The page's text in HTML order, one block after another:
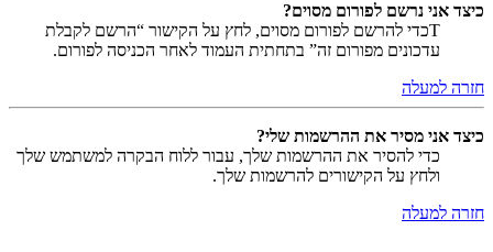
כיצד אני נרשם לפורום מסוים?
Tכדי להרשם לפורום מסוים, לחץ על הקישור “הרשם לקבלת
עדכונים מפורום זה” בתחתית העמוד לאחר הכניסה לפורום.
חזרה למעלה
כיצד אני מסיר את ההרשמות שלי?
כדי להסיר את ההרשמות שלך, עבור ללוח הבקרה למשתמש שלך
ולחץ על הקישורים להרשמות שלך.
חזרה למעלה